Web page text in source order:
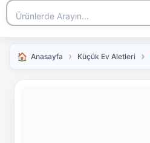
Anasayfa Küçük Ev Aletleri